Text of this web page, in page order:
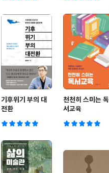
기후위기 부의 대
전환
천천히 스미는 독
서교육